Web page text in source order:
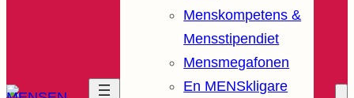
Menskompetens &
Mensstipendiet
Mensmegafonen
En MENSkligare